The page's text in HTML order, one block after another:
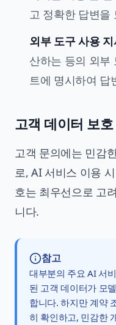
고 정확한 답변을
외부 도구 사용 지
산하는 등의 외부
트에 명시하여 답
고객 데이터 보
고객 문의에는 민감
로, AI 서비스 이용
호는 최우선으로 고
니다.
참고
대부분의 주요 AI 서
된 고객 데이터가 모
합니다. 하지만 계약
히 확인하고, 민감한